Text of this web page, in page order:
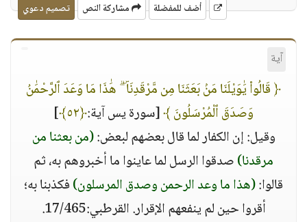
أضف للمفضلة مشاركة النص تصميم دعوي
آية
﴿ قَالُوا۟ يَٰوَيْلَنَا مَنۢ بَعَثَنَا مِن مَّرْقَدِنَا ۜ ۗ هَٰذَا مَا وَعَدَ ٱلرَّحْمَٰنُ
وَصَدَقَ ٱلْمُرْسَلُونَ ﴾[سورة يس آية:﴿٥٢﴾
]
وقيل: إن الكفار لما قال بعضهم لبعض:(من بعثنا من
مرقدنا)صدقوا الرسل لما عاينوا ما أخبروهم به، ثم
قالوا:(هذا ما وعد الرحمن وصدق المرسلون)فكذبنا به؛
أقروا حين لم ينفعهم الإقرار. القرطبي:17/465.